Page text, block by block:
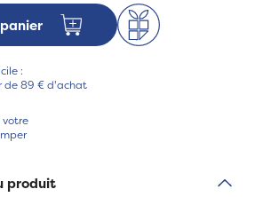
:
de 89 € d'achat
votre
produit